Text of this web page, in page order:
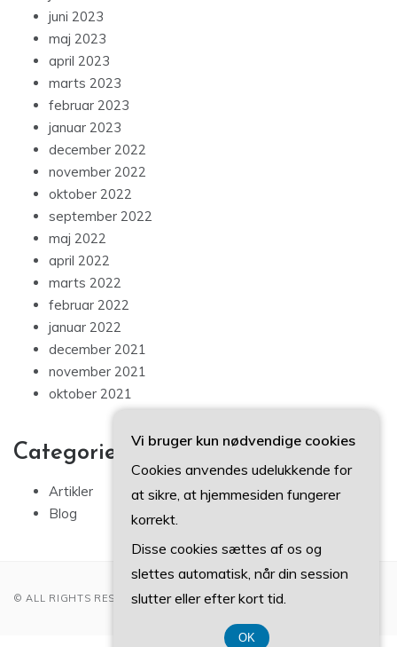
juni 2023
maj 2023
april 2023
marts 2023
februar 2023
januar 2023
december 2022
november 2022
oktober 2022
september 2022
maj 2022
april 2022
marts 2022
februar 2022
januar 2022
december 2021
november 2021
oktober 2021
Categories
Artikler
Blog
© ALL RIGHTS RESERVED 2022
Vi bruger kun nødvendige cookies
Cookies anvendes udelukkende for
at sikre, at hjemmesiden fungerer
korrekt.
Disse cookies sættes af os og
slettes automatisk, når din session
slutter eller efter kort tid.
OK